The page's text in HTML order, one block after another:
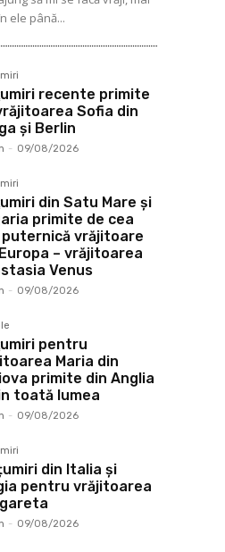
ele până...
recente primite
Sofia din
și Berlin
- 09/08/2026
din Satu Mare și
primite de cea
puternică vrăjitoare
– vrăjitoarea
Venus
- 09/08/2026
pentru
Maria din
primite din Anglia
toată lumea
- 09/08/2026
din Italia și
pentru vrăjitoarea
- 09/08/2026